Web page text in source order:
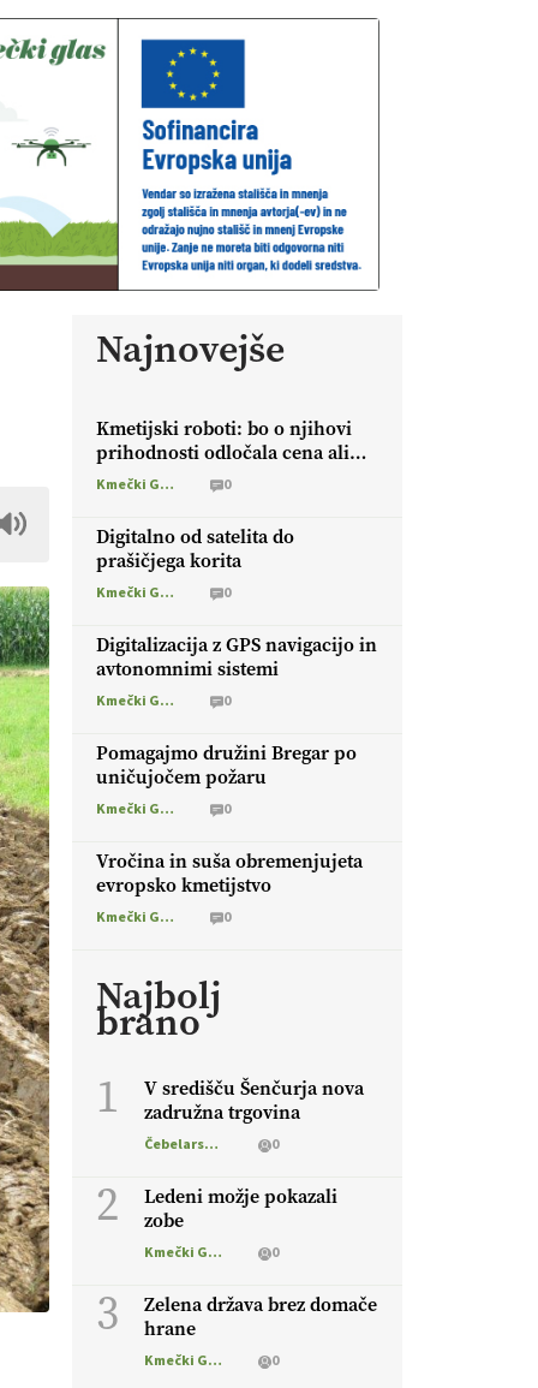
Najnovejše
Kmetijski roboti: bo o njihovi
prihodnosti odločala cena ali
prednosti za kmetijo?
Kmečki Glas 0
Digitalno od satelita do
prašičjega korita
Kmečki Glas 0
Digitalizacija z GPS navigacijo in
avtonomnimi sistemi
Kmečki Glas 0
Pomagajmo družini Bregar po
uničujočem požaru
Kmečki Glas 0
Vročina in suša obremenjujeta
evropsko kmetijstvo
Kmečki Glas 0
Najbolj
brano
1
V središču Šenčurja nova
zadružna trgovina
Čebelarstvo 0
2
Ledeni možje pokazali
zobe
Kmečki Glas 0
3
Zelena država brez domače
hrane
Kmečki Glas 0